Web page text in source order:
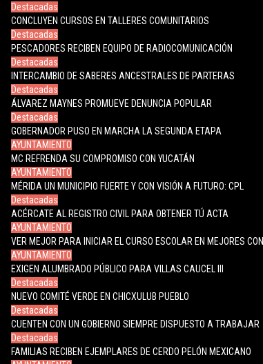
Destacadas
CONCLUYEN CURSOS EN TALLERES COMUNITARIOS
Destacadas
PESCADORES RECIBEN EQUIPO DE RADIOCOMUNICACIÓN
Destacadas
INTERCAMBIO DE SABERES ANCESTRALES DE PARTERAS
Destacadas
ÁLVAREZ MAYNES PROMUEVE DENUNCIA POPULAR
Destacadas
GOBERNADOR PUSO EN MARCHA LA SEGUNDA ETAPA
AYUNTAMIENTO
MC REFRENDA SU COMPROMISO CON YUCATÁN
AYUNTAMIENTO
MÉRIDA UN MUNICIPIO FUERTE Y CON VISIÓN A FUTURO: CPL
Destacadas
ACÉRCATE AL REGISTRO CIVIL PARA OBTENER TÚ ACTA
AYUNTAMIENTO
VER MEJOR PARA INICIAR EL CURSO ESCOLAR EN MEJORES
AYUNTAMIENTO
EXIGEN ALUMBRADO PÚBLICO PARA VILLAS CAUCEL III
Destacadas
NUEVO COMITÉ VERDE EN CHICXULUB PUEBLO
Destacadas
CUENTEN CON UN GOBIERNO SIEMPRE DISPUESTO A TRABAJAR
Destacadas
FAMILIAS RECIBEN EJEMPLARES DE CERDO PELÓN MEXICANO